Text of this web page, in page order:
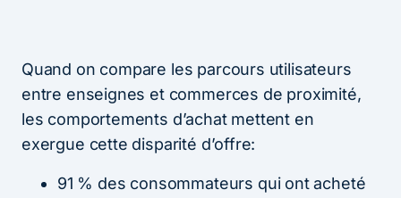
Quand on compare les parcours utilisateurs
entre enseignes et commerces de proximité,
les comportements d’achat mettent en
exergue cette disparité d’offre:
91 % des consommateurs qui ont acheté